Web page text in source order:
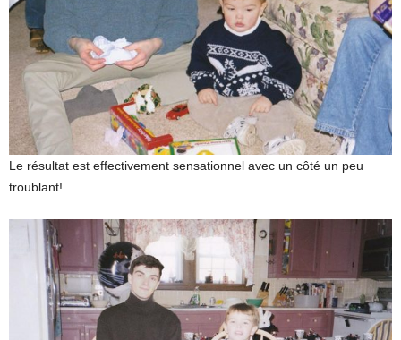
Le résultat est effectivement sensationnel avec un côté un peu
troublant!